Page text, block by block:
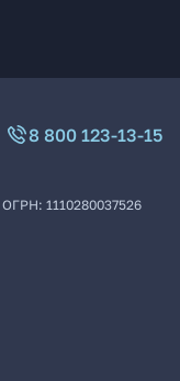
8 800 123-13-15
ОГРН: 1110280037526